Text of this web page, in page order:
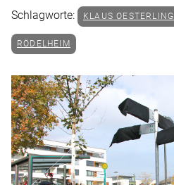
Schlagworte: KLAUS OESTERLING
RÖDELHEIM